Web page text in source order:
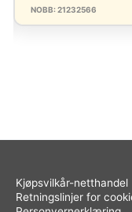
NOBB: 21232566
Kjøpsvilkår-netthandel
Retningslinjer for